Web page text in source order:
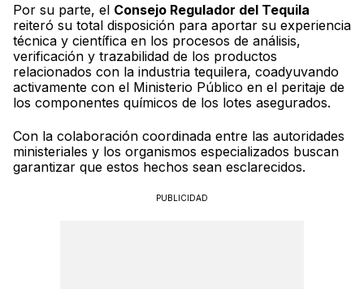
Por su parte, el Consejo Regulador del Tequila
reiteró su total disposición para aportar su experiencia
técnica y científica en los procesos de análisis,
verificación y trazabilidad de los productos
relacionados con la industria tequilera, coadyuvando
activamente con el Ministerio Público en el peritaje de
los componentes químicos de los lotes asegurados.
Con la colaboración coordinada entre las autoridades
ministeriales y los organismos especializados buscan
garantizar que estos hechos sean esclarecidos.
PUBLICIDAD